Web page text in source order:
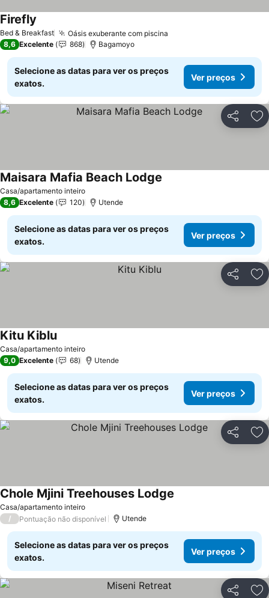
Bed & Breakfast Oásis exuberante com piscina
Firefly
8,6 Excelente 868 Bagamoyo
Selecione as datas para ver os preços
exatos.
Ver preços
Partilhar
Casa/apartamento inteiro
Maisara Mafia Beach Lodge
8,6 Excelente 120 Utende
Selecione as datas para ver os preços
exatos.
Ver preços
Partilhar
Casa/apartamento inteiro
Kitu KibluVer preços
9,0 Excelente 68 Utende
Selecione as datas para ver os preços
exatos.
Ver preços
Partilhar
Casa/apartamento inteiro
Chole Mjini Treehouses Lodge
/ Pontuação não disponível Utende
Selecione as datas para ver os preços
exatos.
Ver preços
Partilhar